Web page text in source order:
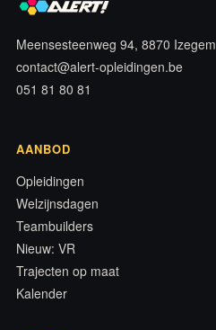
Meensesteenweg 94, 8870 Izegem
contact@alert-opleidingen.be
051 81 80 81
AANBOD
Opleidingen
Welzijnsdagen
Teambuilders
Nieuw: VR
Trajecten op maat
Kalender